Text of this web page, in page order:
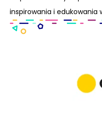
inspirowania i edukowania